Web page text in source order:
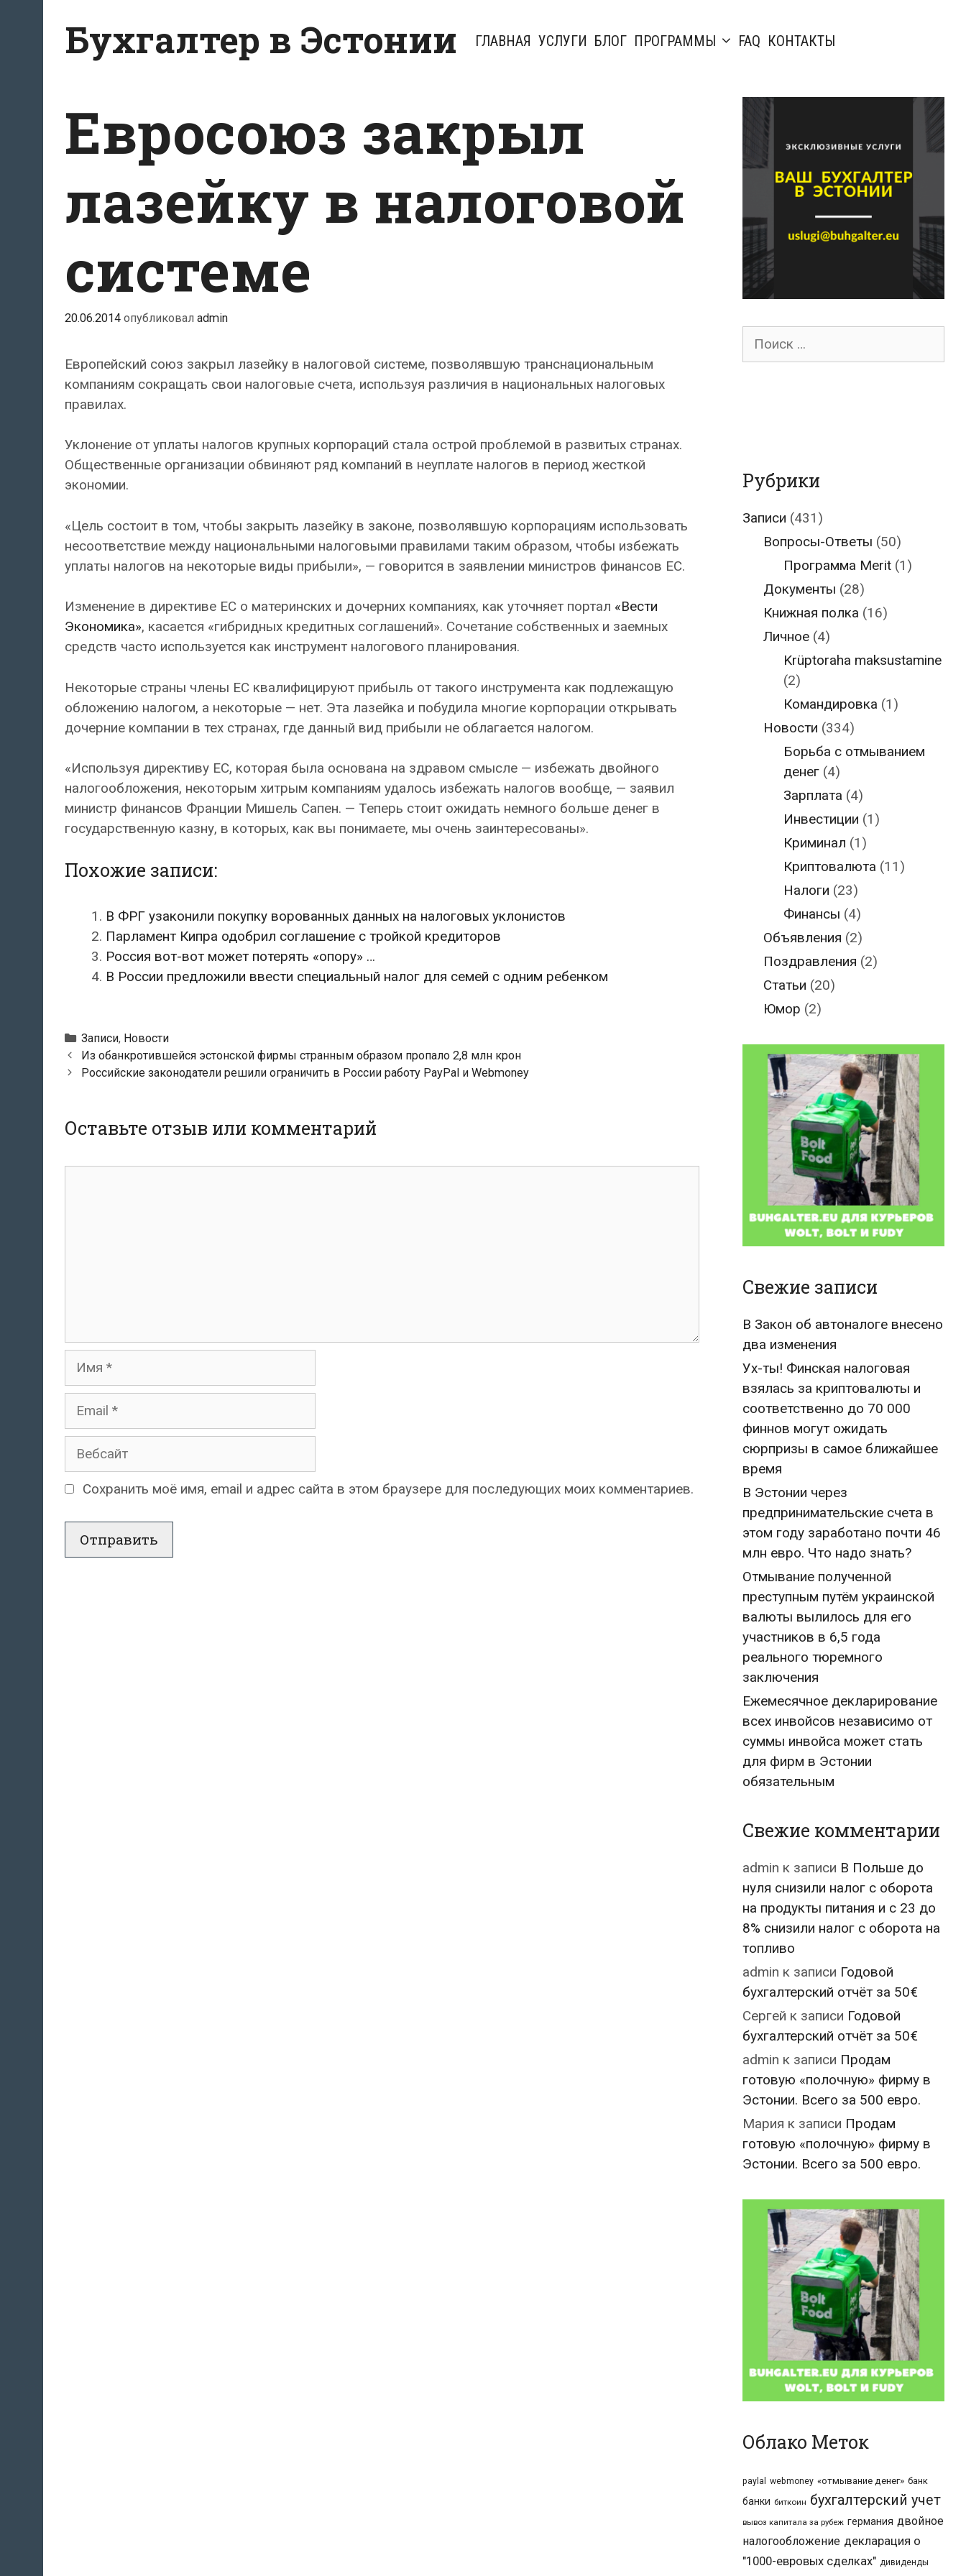
содержанию
Бухгалтер в Эстонии ГЛАВНАЯ УСЛУГИ БЛОГ ПРОГРАММЫ FAQ КОНТАКТЫ
Евросоюз закрыл
лазейку в налоговой
системе
20.06.2014 опубликовал admin
Европейский союз закрыл лазейку в налоговой системе, позволявшую транснациональным
компаниям сокращать свои налоговые счета, используя различия в национальных налоговых
правилах.
Уклонение от уплаты налогов крупных корпораций стала острой проблемой в развитых странах.
Общественные организации обвиняют ряд компаний в неуплате налогов в период жесткой
экономии.
«Цель состоит в том, чтобы закрыть лазейку в законе, позволявшую корпорациям использовать
несоответствие между национальными налоговыми правилами таким образом, чтобы избежать
уплаты налогов на некоторые виды прибыли», — говорится в заявлении министров финансов ЕС.
Изменение в директиве ЕС о материнских и дочерних компаниях, как уточняет портал «Вести
Экономика», касается «гибридных кредитных соглашений». Сочетание собственных и заемных
средств часто используется как инструмент налогового планирования.
Некоторые страны члены ЕС квалифицируют прибыль от такого инструмента как подлежащую
обложению налогом, а некоторые — нет. Эта лазейка и побудила многие корпорации открывать
дочерние компании в тех странах, где данный вид прибыли не облагается налогом.
«Используя директиву ЕС, которая была основана на здравом смысле — избежать двойного
налогообложения, некоторым хитрым компаниям удалось избежать налогов вообще, — заявил
министр финансов Франции Мишель Сапен. — Теперь стоит ожидать немного больше денег в
государственную казну, в которых, как вы понимаете, мы очень заинтересованы».
Похожие записи:
В ФРГ узаконили покупку ворованных данных на налоговых уклонистов
Парламент Кипра одобрил соглашение с тройкой кредиторов
Россия вот-вот может потерять «опору» …
В России предложили ввести специальный налог для семей с одним ребенком
Рубрики
Записи, Новости
Навигация
по
Из обанкротившейся эстонской фирмы странным образом пропало 2,8 млн крон
Российские законодатели решили ограничить в России работу PayPal и Webmoney
Оставьте отзыв или комментарий
Имя
Email
Вебсайт
Сохранить моё имя, email и адрес сайта в этом браузере для последующих моих комментариев.
Поиск
Рубрики
Записи (431)
Вопросы-Ответы (50)
Программа Merit (1)
Документы (28)
Книжная полка (16)
Личное(4)
Krüptoraha maksustamine
(2)
Командировка (1)
Новости (334)
Борьба с отмыванием
денег (4)
Зарплата (4)
Инвестиции (1)
Криминал (1)
Криптовалюта (11)
Налоги (23)
Финансы (4)
Объявления (2)
Поздравления (2)
Статьи (20)
Юмор (2)
Свежие записи
В Закон об автоналоге внесено
два изменения
Ух-ты! Финская налоговая
взялась за криптовалюты и
соответственно до 70 000
финнов могут ожидать
сюрпризы в самое ближайшее
время
В Эстонии через
предпринимательские счета в
этом году заработано почти 46
млн евро. Что надо знать?
Отмывание полученной
преступным путём украинской
валюты вылилось для его
участников в 6,5 года
реального тюремного
заключения
Ежемесячное декларирование
всех инвойсов независимо от
суммы инвойса может стать
для фирм в Эстонии
обязательным
Свежие комментарии
admin к записи В Польше до
нуля снизили налог с оборота
на продукты питания и с 23 до
8% снизили налог с оборота на
топливо
admin к записи Годовой
бухгалтерский отчёт за 50€
Сергей к записи Годовой
бухгалтерский отчёт за 50€
admin к записи Продам
готовую «полочную» фирму в
Эстонии. Всего за 500 евро.
Мария к записи Продам
готовую «полочную» фирму в
Эстонии. Всего за 500 евро.
Облако Меток
paylal webmoney «отмывание денег» банк
банки биткоин бухгалтерский учет
вывоз капитала за рубеж германия двойное
налогообложение декларация о
"1000-евровых сделках" дивиденды